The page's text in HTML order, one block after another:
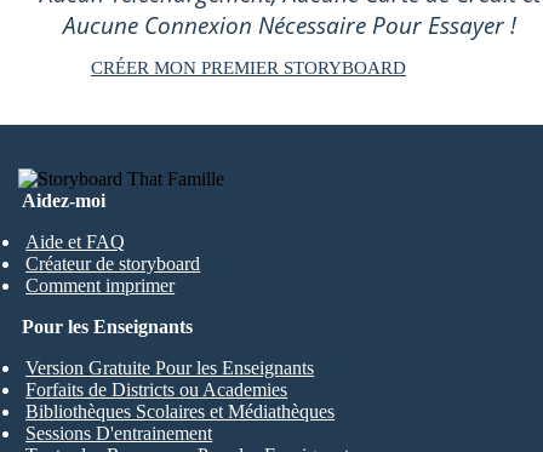
Aucune Connexion Nécessaire Pour Essayer !
CRÉER MON PREMIER STORYBOARD
Aidez-moi
Aide et FAQ
Créateur de storyboard
Comment imprimer
Pour les Enseignants
Version Gratuite Pour les Enseignants
Forfaits de Districts ou Academies
Bibliothèques Scolaires et Médiathèques
Sessions D'entrainement